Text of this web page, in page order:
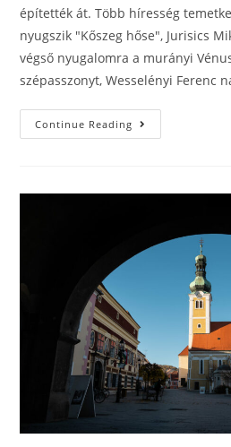
építették át. Több híresség
nyugszik "Kőszeg hőse", Jurisics
végső nyugalomra a murányi
szépasszonyt, Wesselényi Ferenc
Continue Reading